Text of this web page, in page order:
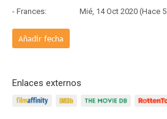
- Frances:
Mié, 14 Oct 2020 (Hace 5 años y 9 meses)
Añadir fecha
Enlaces externos